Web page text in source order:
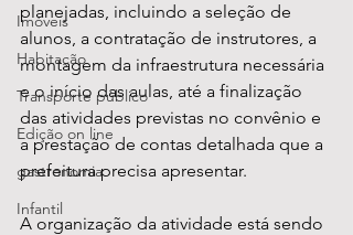
Imóveis
Habitação
Transporte público
Edição on line
gastronomia
Infantil
planejadas, incluindo a seleção de
alunos, a contratação de instrutores, a
montagem da infraestrutura necessária
e o início das aulas, até a finalização
das atividades previstas no convênio e
a prestação de contas detalhada que a
prefeitura precisa apresentar.
A organização da atividade está sendo